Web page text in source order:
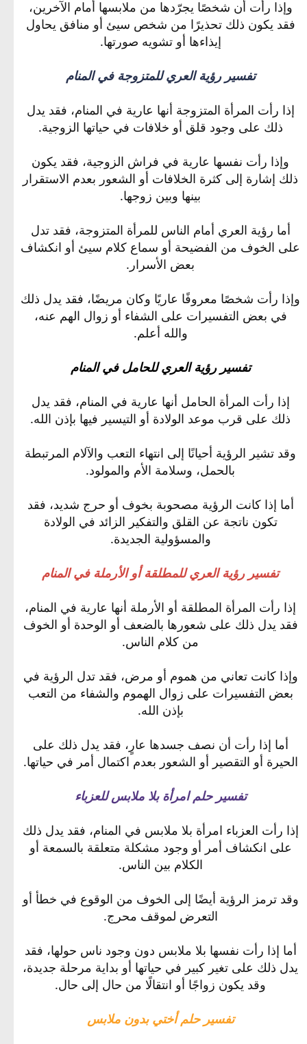
وإذا رأت أن شخصًا يجرّدها من ملابسها أمام الآخرين،
فقد يكون ذلك تحذيرًا من شخص سيئ أو منافق يحاول
إيذاءها أو تشويه صورتها.
تفسير رؤية العري للمتزوجة في المنام
إذا رأت المرأة المتزوجة أنها عارية في المنام، فقد يدل
ذلك على وجود قلق أو خلافات في حياتها الزوجية.
وإذا رأت نفسها عارية في فراش الزوجية، فقد يكون
ذلك إشارة إلى كثرة الخلافات أو الشعور بعدم الاستقرار
بينها وبين زوجها.
أما رؤية العري أمام الناس للمرأة المتزوجة، فقد تدل
على الخوف من الفضيحة أو سماع كلام سيئ أو انكشاف
بعض الأسرار.
وإذا رأت شخصًا معروفًا عاريًا وكان مريضًا، فقد يدل ذلك
في بعض التفسيرات على الشفاء أو زوال الهم عنه،
والله أعلم.
تفسير رؤية العري للحامل في المنام
إذا رأت المرأة الحامل أنها عارية في المنام، فقد يدل
ذلك على قرب موعد الولادة أو التيسير فيها بإذن الله.
وقد تشير الرؤية أحيانًا إلى انتهاء التعب والآلام المرتبطة
بالحمل، وسلامة الأم والمولود.
أما إذا كانت الرؤية مصحوبة بخوف أو حرج شديد، فقد
تكون ناتجة عن القلق والتفكير الزائد في الولادة
والمسؤولية الجديدة.
تفسير رؤية العري للمطلقة أو الأرملة في المنام
إذا رأت المرأة المطلقة أو الأرملة أنها عارية في المنام،
فقد يدل ذلك على شعورها بالضعف أو الوحدة أو الخوف
من كلام الناس.
وإذا كانت تعاني من هموم أو مرض، فقد تدل الرؤية في
بعض التفسيرات على زوال الهموم والشفاء من التعب
بإذن الله.
أما إذا رأت أن نصف جسدها عارٍ، فقد يدل ذلك على
الحيرة أو التقصير أو الشعور بعدم اكتمال أمر في حياتها.
تفسير حلم امرأة بلا ملابس للعزباء
إذا رأت العزباء امرأة بلا ملابس في المنام، فقد يدل ذلك
على انكشاف أمر أو وجود مشكلة متعلقة بالسمعة أو
الكلام بين الناس.
وقد ترمز الرؤية أيضًا إلى الخوف من الوقوع في خطأ أو
التعرض لموقف محرج.
أما إذا رأت نفسها بلا ملابس دون وجود ناس حولها، فقد
يدل ذلك على تغير كبير في حياتها أو بداية مرحلة جديدة،
وقد يكون زواجًا أو انتقالًا من حال إلى حال.
تفسير حلم أختي بدون ملابس